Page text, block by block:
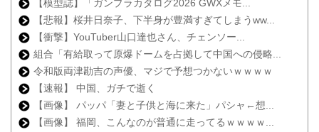
【模型誌】「ガンプラカタログ2026 GWXメモ...
【悲報】桜井日奈子、下半身が豊満すぎてしまうww...
【衝撃】YouTuber山口達也さん、チェンソー...
組合「有給取って原爆ドームを占拠して中国への侵略...
令和版両津勘吉の声優、マジで予想つかないｗｗｗｗ
【速報】 中国、ガチで逝く
【画像】 パッパ「妻と子供と海に来た」パシャ←想...
【画像】 福岡、こんなのが普通に走ってるｗｗｗｗ...